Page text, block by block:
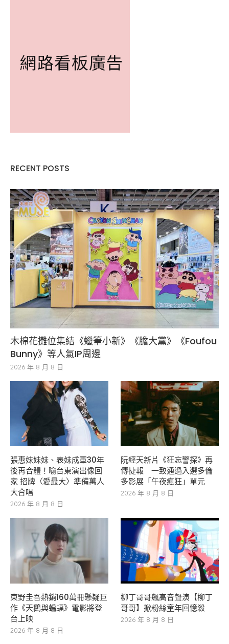
RECENT POSTS
木棉花攤位集結《蠟筆小新》《膽大黨》《Foufou
Bunny》等人氣IP周邊
2026 年 8 月 8 日
張惠妹妹妹、表妹成軍30年
後再合體！喻台東演出像回
家 招牌〈愛最大〉準備萬人
大合唱
2026 年 8 月 8 日
阮經天新片《狂忘警探》再
傳捷報 一致通過入選多倫
多影展「午夜瘋狂」單元
2026 年 8 月 8 日
東野圭吾熱銷160萬冊懸疑巨
作《天鵝與蝙蝠》電影將登
台上映
2026 年 8 月 8 日
柳丁哥哥飆高音聲演【柳丁
哥哥】掀粉絲童年回憶殺
2026 年 8 月 8 日